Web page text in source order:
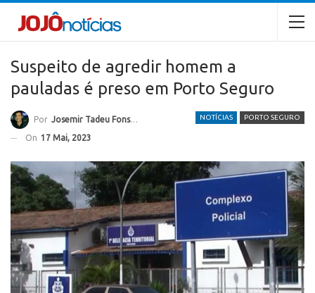
Suspeito de agredir homem a
pauladas é preso em Porto Seguro
NOTÍCIAS PORTO SEGURO
Por Josemir Tadeu Fonseca
On 17 Mai, 2023